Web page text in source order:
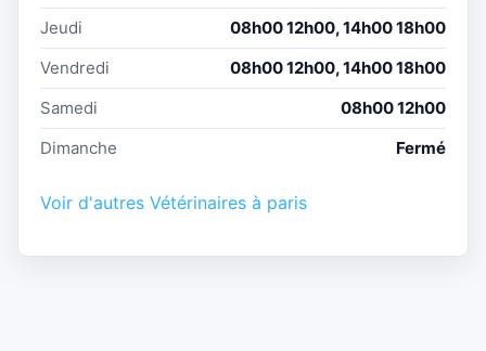
Jeudi
08h00 12h00, 14h00 18h00
Vendredi
08h00 12h00, 14h00 18h00
Samedi
08h00 12h00
Dimanche
Fermé
Voir d'autres Vétérinaires à paris